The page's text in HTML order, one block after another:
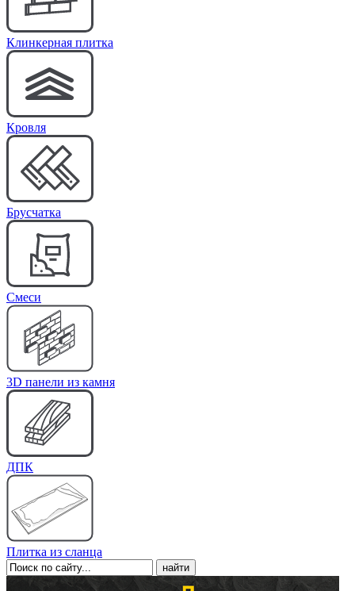
Клинкерная плитка
Кровля
Брусчатка
Cмеси
3D панели из камня
ДПК
Плитка из сланца